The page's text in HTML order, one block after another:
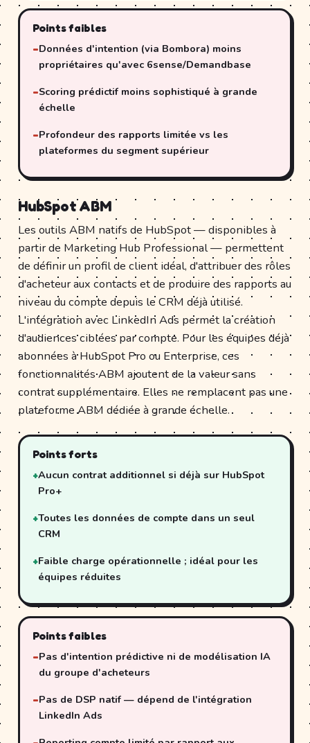
Points faibles
Données d'intention (via Bombora) moins
propriétaires qu'avec 6sense/Demandbase
Scoring prédictif moins sophistiqué à grande
échelle
Profondeur des rapports limitée vs les
plateformes du segment supérieur
HubSpot ABM
Les outils ABM natifs de HubSpot — disponibles à
partir de Marketing Hub Professional — permettent
de définir un profil de client idéal, d'attribuer des rôles
d'acheteur aux contacts et de produire des rapports au
niveau du compte depuis le CRM déjà utilisé.
L'intégration avec LinkedIn Ads permet la création
d'audiences ciblées par compte. Pour les équipes déjà
abonnées à HubSpot Pro ou Enterprise, ces
fonctionnalités ABM ajoutent de la valeur sans
contrat supplémentaire. Elles ne remplacent pas une
plateforme ABM dédiée à grande échelle.
Points forts
Aucun contrat additionnel si déjà sur HubSpot
Pro+
Toutes les données de compte dans un seul
CRM
Faible charge opérationnelle ; idéal pour les
équipes réduites
Points faibles
Pas d'intention prédictive ni de modélisation IA
du groupe d'acheteurs
Pas de DSP natif — dépend de l'intégration
LinkedIn Ads